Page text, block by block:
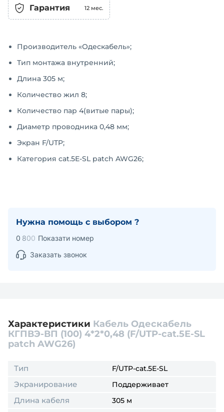
Гарантия 12 мес.
Производитель «Одескабель»;
Тип монтажа внутренний;
Длина 305 м;
Количество жил 8;
Количество пар 4(витые пары);
Диаметр проводника 0,48 мм;
Экран F/UTP;
Категория cat.5Е-SL patch AWG26;
Нужна помощь с выбором ?
0 800 Показати номер
Заказать звонок
Характеристики Кабель Одескабель
КГПВЭ-ВП (100) 4*2*0,48 (F/UTP-cat.5Е-SL
patch AWG26)
Тип F/UTP-cat.5Е-SL
Экранирование Поддерживает
Длина кабеля 305 м